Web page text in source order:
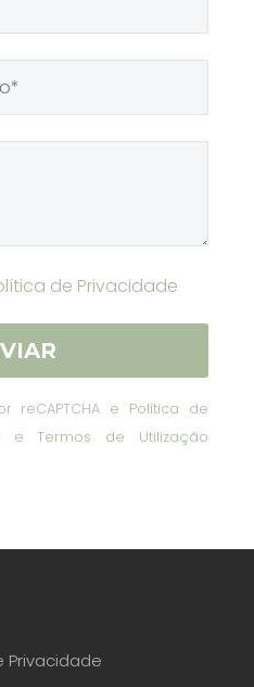
de Privacidade
reCAPTCHA e Política de
eTermos de Utilização
Privacidade